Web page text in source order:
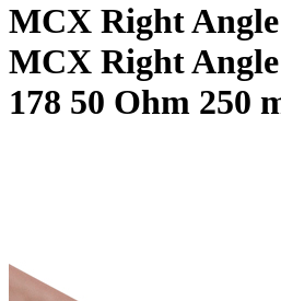
MCX Right
MCX Right
178 50 Ohm 250